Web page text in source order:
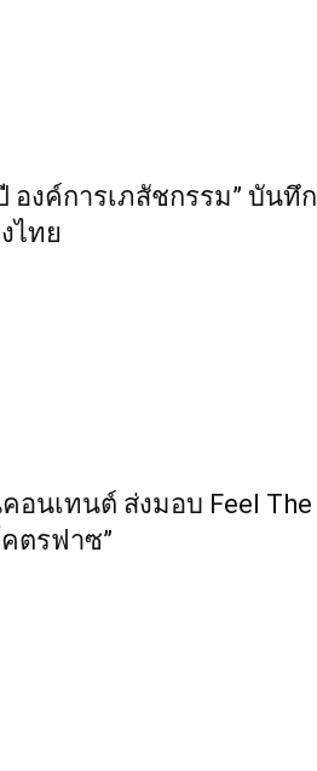
องค์การเภสัชกรรม” บันทึก
ไทย
อนเทนต์ ส่งมอบ Feel The
ตรฟาซ”